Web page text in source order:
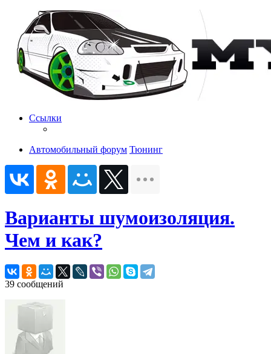
Ссылки
Автомобильный форум Тюнинг
Варианты шумоизоляция.
Чем и как?
39 сообщений